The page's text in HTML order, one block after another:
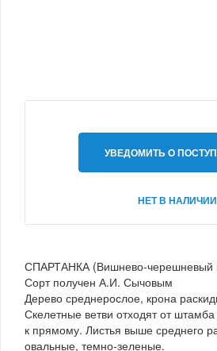
УВЕДОМИТЬ О
НЕТ В НАЛИЧИИ
СПАРТАНКА (Вишнево-черешневый
Сорт получен А.И. Сычовым
Дерево среднерослое, крона
Скелетные ветви отходят от
к прямому. Листья выше среднего
овальные, темно-зеленые.